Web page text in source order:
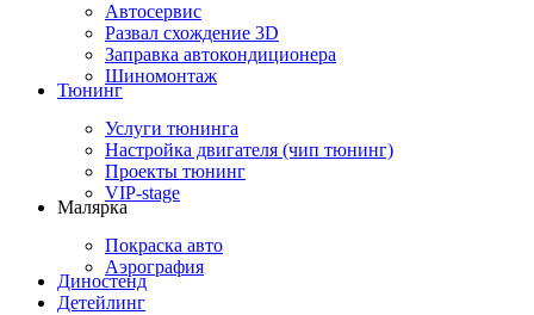
Автосервис
Развал схождение 3D
Заправка автокондиционера
Шиномонтаж
Тюнинг
Услуги тюнинга
Настройка двигателя (чип тюнинг)
Проекты тюнинг
VIP-stage
Малярка
Покраска авто
Аэрография
Диностенд
Детейлинг